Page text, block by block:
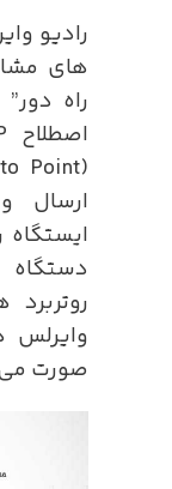
رادیو
های
راه
ارسال
روتربرد
صورت می